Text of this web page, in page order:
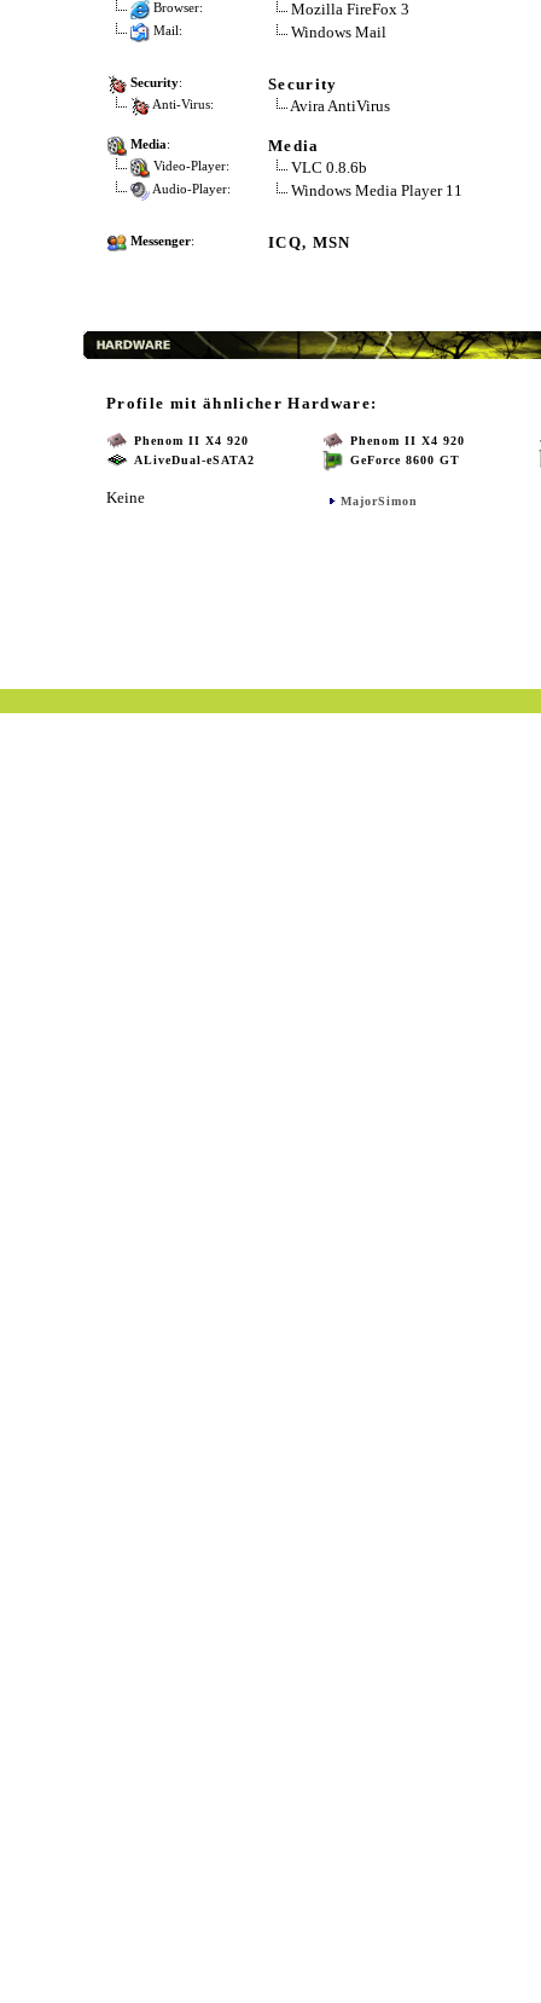
Browser: Mozilla FireFox 3
Mail: Windows Mail
Security: Security
Anti-Virus: Avira AntiVirus
Media: Media
Video-Player: VLC 0.8.6b
Audio-Player: Windows Media Player 11
Messenger: ICQ, MSN
Profile mit ähnlicher Hardware:
Phenom II X4 920
ALiveDual-eSATA2
Keine
Phenom II X4 920
GeForce 8600 GT
MajorSimon